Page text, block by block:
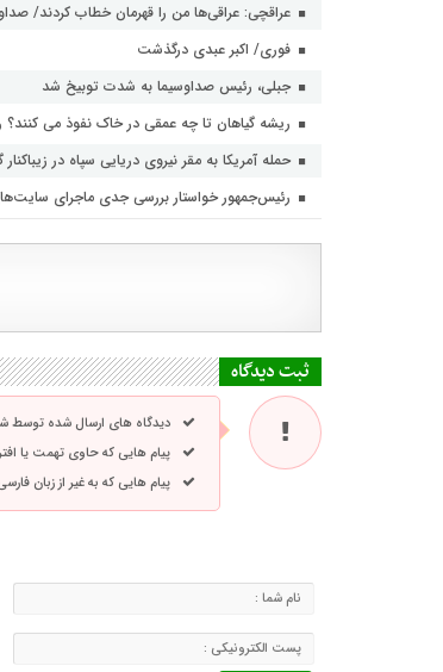
عراقچی: عراقی‌ها من را قهرمان خطاب کردند/
فوری/ اکبر عبدی درگذشت
جبلی، رئیس صداوسیما به شدت توبیخ شد
ریشه گیاهان تا چه عمقی در خاک نفوذ می کنند؟
حمله آمریکا به مقر نیروی دریایی سپاه در زیباکنار
رئیس‌جمهور خواستار بررسی جدی ماجرای
ثبت دیدگاه
دیدگاه های ارسال شده توسط
پیام هایی که حاوی تهمت یا
پیام هایی که به غیر از زبان